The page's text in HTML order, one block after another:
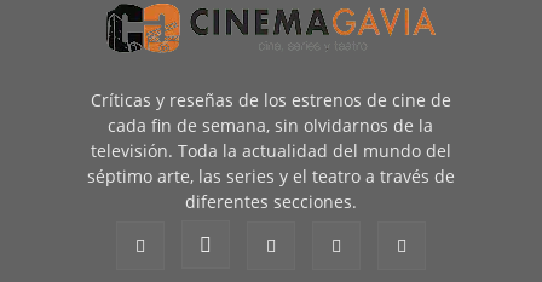
Críticas y reseñas de los estrenos de cine de
cada fin de semana, sin olvidarnos de la
televisión. Toda la actualidad del mundo del
séptimo arte, las series y el teatro a través de
diferentes secciones.